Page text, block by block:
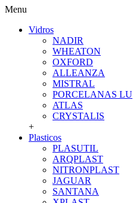
Menu
Vidros
NADIR
WHEATON
OXFORD
ALLEANZA
MISTRAL
PORCELANAS LU
ATLAS
CRYSTALIS
+
Plasticos
PLASUTIL
ARQPLAST
NITRONPLAST
JAGUAR
SANTANA